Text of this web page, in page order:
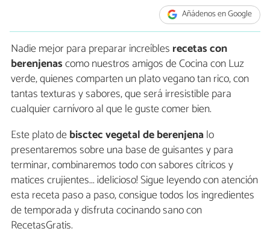
Añádenos en Google
Nadie mejor para preparar increíbles recetas con
berenjenascomo nuestros amigos de Cocina con Luz
verde, quienes comparten un plato vegano tan rico, con
tantas texturas y sabores, que será irresistible para
cualquier carnívoro al que le guste comer bien.
Este plato debisctec vegetal de berenjenalo
presentaremos sobre una base de guisantes y para
terminar, combinaremos todo con sabores cítricos y
matices crujientes... ¡delicioso! Sigue leyendo con atención
esta receta paso a paso, consigue todos los ingredientes
de temporada y disfruta cocinando sano con
RecetasGratis.